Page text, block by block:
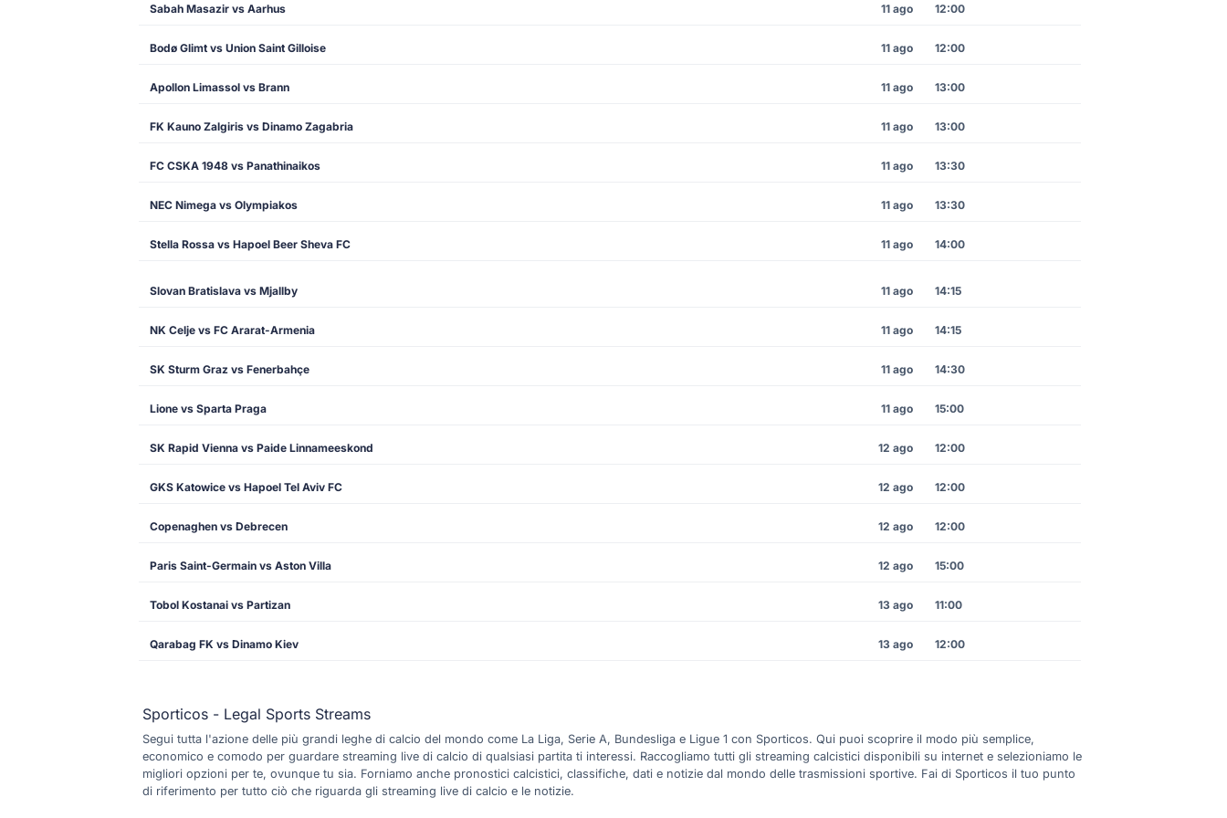
Sabah Masazir vs Aarhus 11 ago 12:00
Bodø Glimt vs Union Saint Gilloise 11 ago 12:00
Apollon Limassol vs Brann 11 ago 13:00
FK Kauno Zalgiris vs Dinamo Zagabria 11 ago 13:00
FC CSKA 1948 vs Panathinaikos 11 ago 13:30
NEC Nimega vs Olympiakos 11 ago 13:30
Stella Rossa vs Hapoel Beer Sheva FC 11 ago 14:00
Slovan Bratislava vs Mjallby 11 ago 14:15
NK Celje vs FC Ararat-Armenia 11 ago 14:15
SK Sturm Graz vs Fenerbahçe 11 ago 14:30
Lione vs Sparta Praga 11 ago 15:00
SK Rapid Vienna vs Paide Linnameeskond 12 ago 12:00
GKS Katowice vs Hapoel Tel Aviv FC 12 ago 12:00
Copenaghen vs Debrecen 12 ago 12:00
Paris Saint-Germain vs Aston Villa 12 ago 15:00
Tobol Kostanai vs Partizan 13 ago 11:00
Qarabag FK vs Dinamo Kiev 13 ago 12:00
Sporticos - Legal Sports Streams
Segui tutta l'azione delle più grandi leghe di calcio del mondo come La Liga, Serie A, Bundesliga e Ligue 1 con Sporticos. Qui puoi scoprire il modo più semplice,
economico e comodo per guardare streaming live di calcio di qualsiasi partita ti interessi. Raccogliamo tutti gli streaming calcistici disponibili su internet e selezioniamo le
migliori opzioni per te, ovunque tu sia. Forniamo anche pronostici calcistici, classifiche, dati e notizie dal mondo delle trasmissioni sportive. Fai di Sporticos il tuo punto
di riferimento per tutto ciò che riguarda gli streaming live di calcio e le notizie.